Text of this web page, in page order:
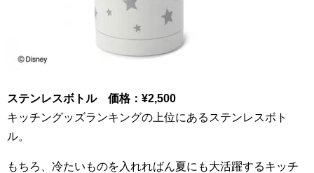
ステンレスボトル 価格： ¥2,500
キッチングッズランキングの上位にあるステンレスボト
ル。
もちろ、冷たいものを入れればん夏にも大活躍するキッチ